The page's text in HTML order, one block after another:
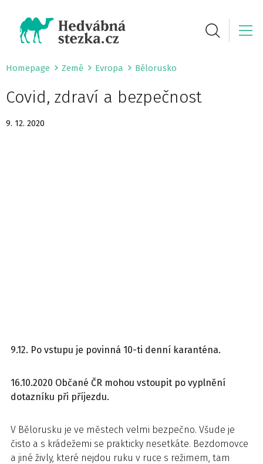
Homepage Země Evropa Bělorusko
Covid, zdraví a bezpečnost
9. 12. 2020
9.12. Po vstupu je povinná 10-ti denní karanténa.
16.10.2020 Občané ČR mohou vstoupit po vyplnění
dotazníku při příjezdu.
V Bělorusku je ve městech velmi bezpečno. Všude je
čisto a s krádežemi se prakticky nesetkáte. Bezdomovce
a jiné živly, které nejdou ruku v ruce s režimem, tam